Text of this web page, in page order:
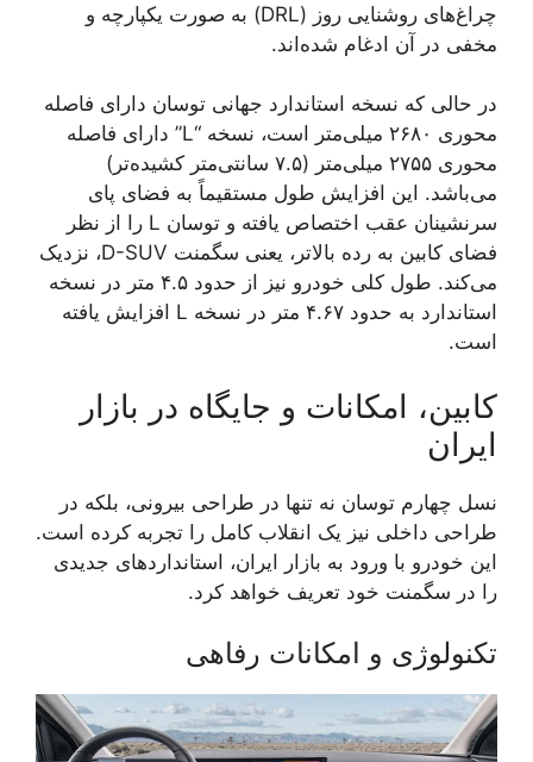
چراغ‌های روشنایی روز (DRL) به صورت یکپارچه و
مخفی در آن ادغام شده‌اند.
در حالی که نسخه استاندارد جهانی توسان دارای فاصله
محوری ۲۶۸۰ میلی‌متر است، نسخه “L” دارای فاصله
محوری ۲۷۵۵ میلی‌متر (۷.۵ سانتی‌متر کشیده‌تر)
می‌باشد. این افزایش طول مستقیماً به فضای پای
سرنشینان عقب اختصاص یافته و توسان L را از نظر
فضای کابین به رده بالاتر، یعنی سگمنت D-SUV، نزدیک
می‌کند. طول کلی خودرو نیز از حدود ۴.۵ متر در نسخه
استاندارد به حدود ۴.۶۷ متر در نسخه L افزایش یافته
است.
کابین، امکانات و جایگاه در بازار
ایران
نسل چهارم توسان نه تنها در طراحی بیرونی، بلکه در
طراحی داخلی نیز یک انقلاب کامل را تجربه کرده است.
این خودرو با ورود به بازار ایران، استانداردهای جدیدی
را در سگمنت خود تعریف خواهد کرد.
تکنولوژی و امکانات رفاهی